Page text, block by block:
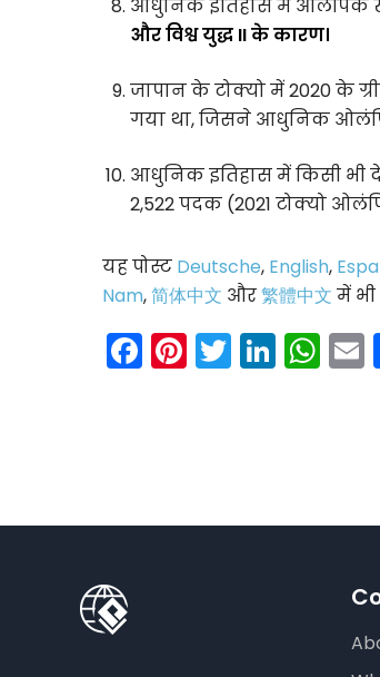
आधुनिक इतिहास में ओलंपिक
और विश्व युद्ध II के कारण।
जापान के टोक्यो में 2020 के
गया था, जिसने आधुनिक
आधुनिक इतिहास में किसी
2,522 पदक (2021 टोक्यो
यह पोस्ट Deutsche, English,
Nam,简体中文 और繁體中文 में भी
Facebook
Pinterest
Twitter